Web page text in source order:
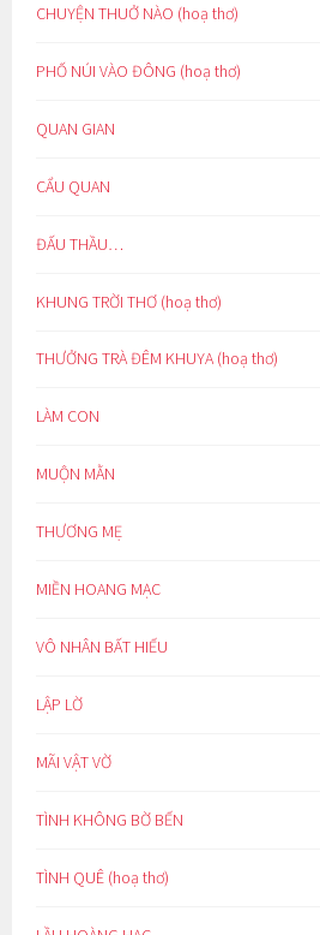
CHUYỆN THUỞ NÀO (hoạ thơ)
PHỐ NÚI VÀO ĐÔNG (hoạ thơ)
QUAN GIAN
CẨU QUAN
ĐẤU THẦU…
KHUNG TRỜI THƠ (hoạ thơ)
THƯỞNG TRÀ ĐÊM KHUYA (hoạ thơ)
LÀM CON
MUỘN MẰN
THƯƠNG MẸ
MIỀN HOANG MẠC
VÔ NHÂN BẤT HIẾU
LẬP LỜ
MÃI VẬT VỜ
TÌNH KHÔNG BỜ BẾN
TÌNH QUÊ (hoạ thơ)